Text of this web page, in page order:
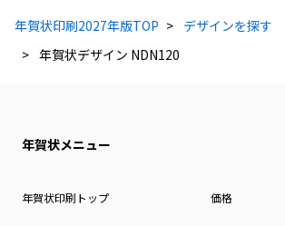
年賀状印刷2027年版TOP
デザインを探す
年賀状デザイン NDN120
年賀状メニュー
年賀状印刷トップ 価格